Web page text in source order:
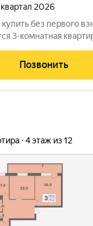
квартал 2026
без первого
3-комнатная
с господдержкой.
Позвонить
4 этаж из 12